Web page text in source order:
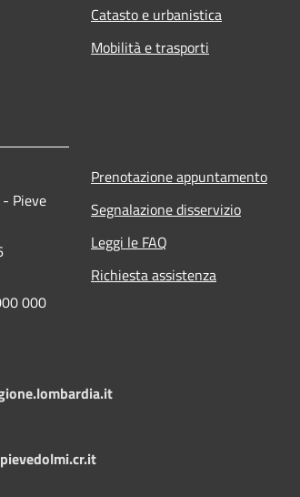
Catasto e urbanistica
Mobilità e trasporti
Pieve
000
Prenotazione appuntamento
Segnalazione disservizio
Leggi le FAQ
Richiesta assistenza